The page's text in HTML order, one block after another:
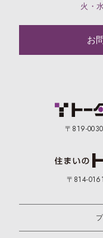
火・
お
〒819-
〒814-